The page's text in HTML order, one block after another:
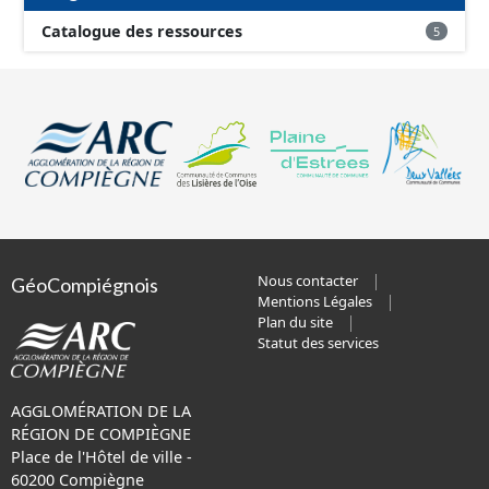
Catalogue des ressources 5
GéoCompiégnois
AGGLOMÉRATION DE LA
RÉGION DE COMPIÈGNE
Place de l'Hôtel de ville -
60200 Compiègne
Nous contacter
Mentions Légales
Plan du site
Statut des services